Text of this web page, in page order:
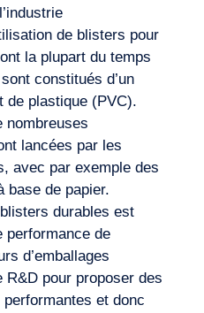
de blisters pour
la plupart du temps
constitués d’un
de plastique (PVC).
nombreuses
lancées par les
avec par exemple des
base de papier.
durables est
performance de
d’emballages
R&Dpour proposer des
et donc